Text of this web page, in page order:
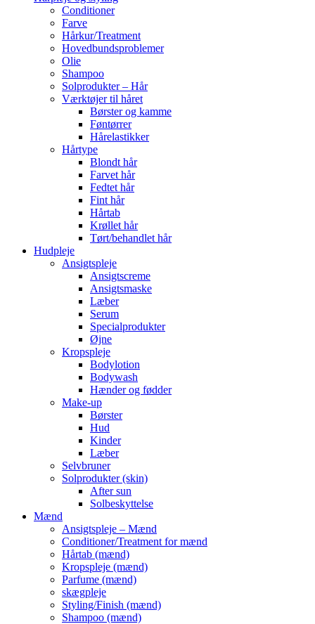
Conditioner
Farve
Hårkur/Treatment
Hovedbundsproblemer
Olie
Shampoo
Solprodukter – Hår
Værktøjer til håret
Børster og kamme
Føntørrer
Hårelastikker
Hårtype
Blondt hår
Farvet hår
Fedtet hår
Fint hår
Hårtab
Krøllet hår
Tørt/behandlet hår
Hudpleje
Ansigtspleje
Ansigtscreme
Ansigtsmaske
Læber
Serum
Specialprodukter
Øjne
Kropspleje
Bodylotion
Bodywash
Hænder og fødder
Make-up
Børster
Hud
Kinder
Læber
Selvbruner
Solprodukter (skin)
After sun
Solbeskyttelse
Mænd
Ansigtspleje – Mænd
Conditioner/Treatment for mænd
Hårtab (mænd)
Kropspleje (mænd)
Parfume (mænd)
skægpleje
Styling/Finish (mænd)
Shampoo (mænd)